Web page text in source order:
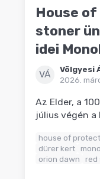
House
stoner
idei
VÁ
Völgyesi
2026.
Az Elder, a
július végén a
house of
dürer kert
orion dawn
red